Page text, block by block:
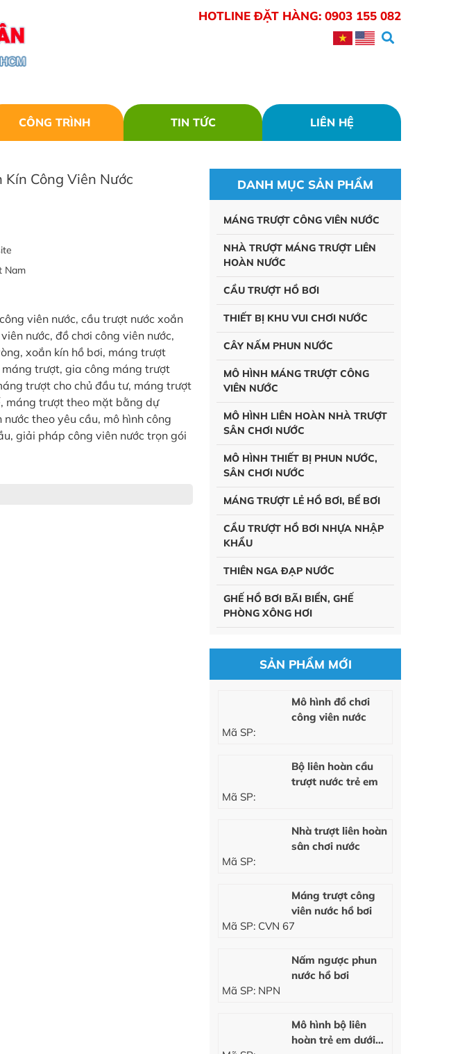
HOTLINE ĐẶT HÀNG: 0903 155 082
CÔNG TRÌNH TIN TỨC LIÊN HỆ
DANH MỤC SẢN PHẨM
MÁNG TRƯỢT CÔNG VIÊN NƯỚC
NHÀ TRƯỢT MÁNG TRƯỢT LIÊN
HOÀN NƯỚC
CẦU TRƯỢT HỒ BƠI
THIẾT BỊ KHU VUI CHƠI NƯỚC
CÂY NẤM PHUN NƯỚC
MÔ HÌNH MÁNG TRƯỢT CÔNG
VIÊN NƯỚC
MÔ HÌNH LIÊN HOÀN NHÀ TRƯỢT
SÂN CHƠI NƯỚC
MÔ HÌNH THIẾT BỊ PHUN NƯỚC,
SÂN CHƠI NƯỚC
MÁNG TRƯỢT LẺ HỒ BƠI, BỂ BƠI
CẦU TRƯỢT HỒ BƠI NHỰA NHẬP
KHẨU
THIÊN NGA ĐẠP NƯỚC
GHẾ HỒ BƠI BÃI BIỂN, GHẾ
PHÒNG XÔNG HƠI
SẢN PHẨM MỚI
Mô hình đồ chơi
công viên nước
Mã SP:
Bộ liên hoàn cầu
trượt nước trẻ em
Mã SP:
Nhà trượt liên hoàn
sân chơi nước
Mã SP:
Máng trượt công
viên nước hồ bơi
Mã SP: CVN 67
Nấm ngược phun
nước hồ bơi
Mã SP: NPN
Mô hình bộ liên
hoàn trẻ em dưới
Kín Công Viên Nước
Nam
viên nước, cầu trượt nước xoắn
nước, đồ chơi công viên nước,
xoắn kín hồ bơi, máng trượt
trượt, gia công máng trượt
trượt cho chủ đầu tư, máng trượt
máng trượt theo mặt bằng dự
theo yêu cầu, mô hình công
giải pháp công viên nước trọn gói